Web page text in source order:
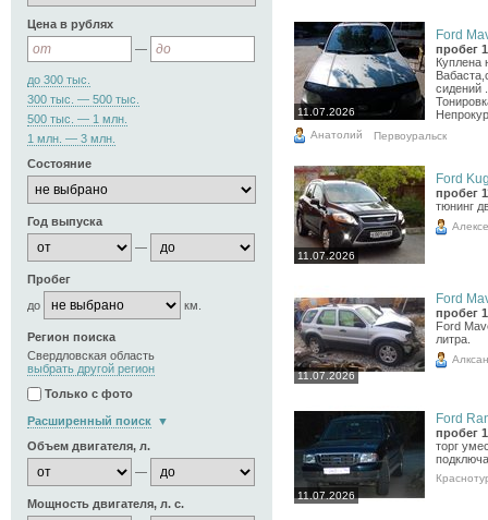
Цена в рублях
—
до 300 тыс.
300 тыс. — 500 тыс.
500 тыс. — 1 млн.
1 млн. — 3 млн.
Состояние
Год выпуска
—
Пробег
до
км.
Регион поиска
Свердловская область
выбрать другой регион
Только с фото
Расширенный поиск
Объем двигателя, л.
—
Мощность двигателя, л. с.
11.07.2026
Ford
пробег
Куплена
сидений
Анатолий Первоуральск
11.07.2026
Ford
пробег
тюнинг
11.07.2026
Ford
пробег
Ford
литра.
11.07.2026
Ford
пробег
торг